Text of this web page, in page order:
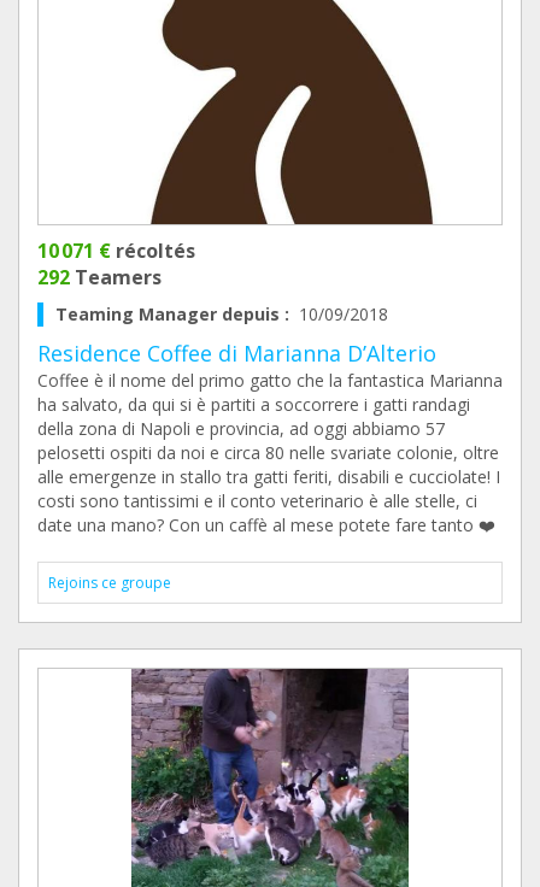
10 071 € récoltés
292 Teamers
Teaming Manager depuis : 10/09/2018
Residence Coffee di Marianna D’Alterio
Coffee è il nome del primo gatto che la fantastica Marianna
ha salvato, da qui si è partiti a soccorrere i gatti randagi
della zona di Napoli e provincia, ad oggi abbiamo 57
pelosetti ospiti da noi e circa 80 nelle svariate colonie, oltre
alle emergenze in stallo tra gatti feriti, disabili e cucciolate! I
costi sono tantissimi e il conto veterinario è alle stelle, ci
date una mano? Con un caffè al mese potete fare tanto ❤️
Rejoins ce groupe